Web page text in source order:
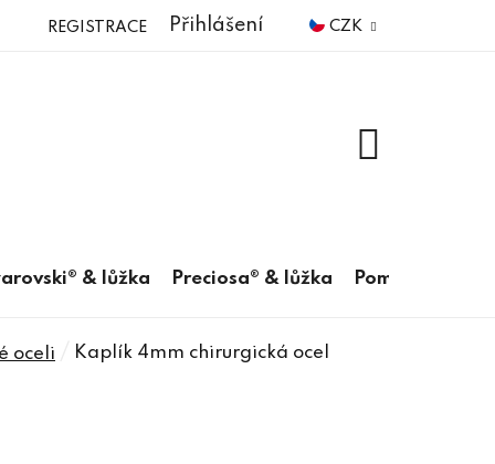
CZK
Přihlášení
REGISTRACE
& lůžka Preciosa® & lůžka Pomůcky
oceli Kaplík 4mm chirurgická ocel